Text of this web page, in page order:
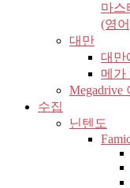
마스
(영
대만
대만
메가
Megadrive
수집
닌텐도